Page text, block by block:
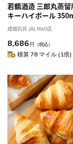
若鶴酒造 三郎丸蒸
キーハイボール
成城石井 JAL Mall店
8,686 円 （税込）
積算 78 マイル (1倍)